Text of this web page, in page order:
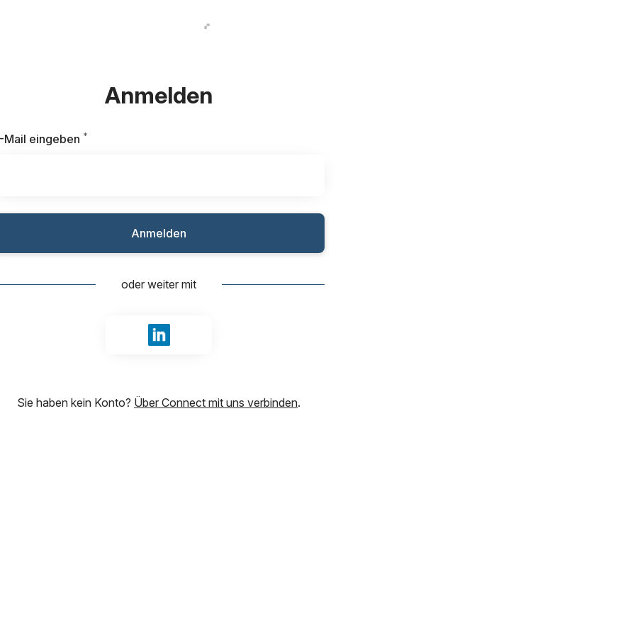
Anmelden
Mail eingeben *
Anmelden
oder weiter mit
Mit LinkedIn anmelden
Sie haben kein Konto? Über Connect mit uns verbinden.